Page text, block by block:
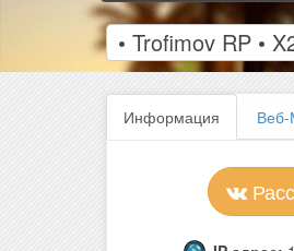
• Trofimov RP
Информация